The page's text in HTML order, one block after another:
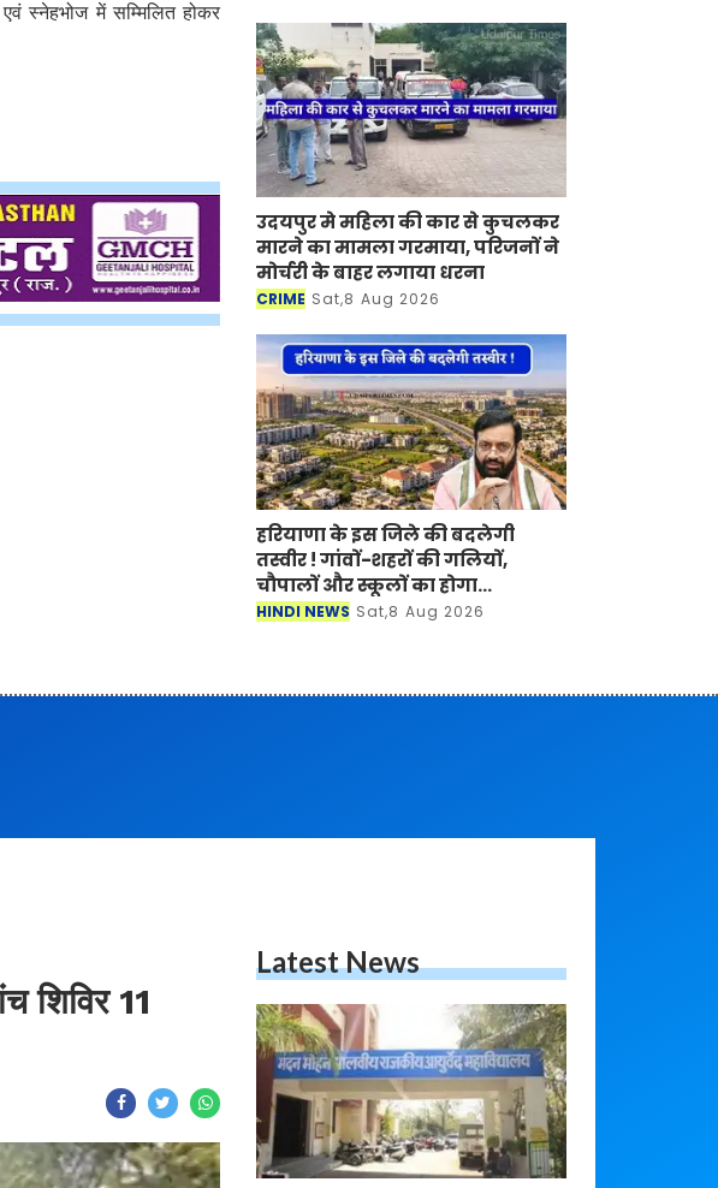
स्नेहभोज में सम्मिलित होकर
उदयपुर मे महिला की कार से कुचलकर
मारने का मामला गरमाया, परिजनों ने
मोर्चरी के बाहर लगाया धरना
CRIME Sat,8 Aug 2026
हरियाणा के इस जिले की बदलेगी
तस्वीर ! गांवों-शहरों की गलियों,
चौपालों और स्कूलों का होगा
कायाकल्प
HINDI NEWS Sat,8 Aug 2026
शिविर 11
Latest News